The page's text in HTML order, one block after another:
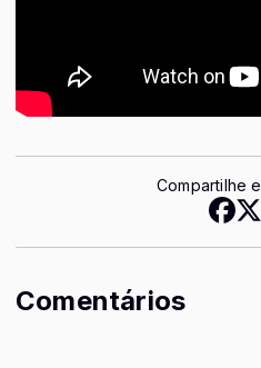
Compartilhe
Comentários